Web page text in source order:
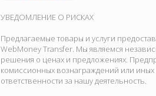
УВЕДОМЛЕНИЕ О РИСКАХ
Предлагаемые товары и услуги
WebMoney Transfer. Мы являемся
решения о ценах и предложениях.
комиссионных вознаграждений или иных
ответственности за нашу деятельность.